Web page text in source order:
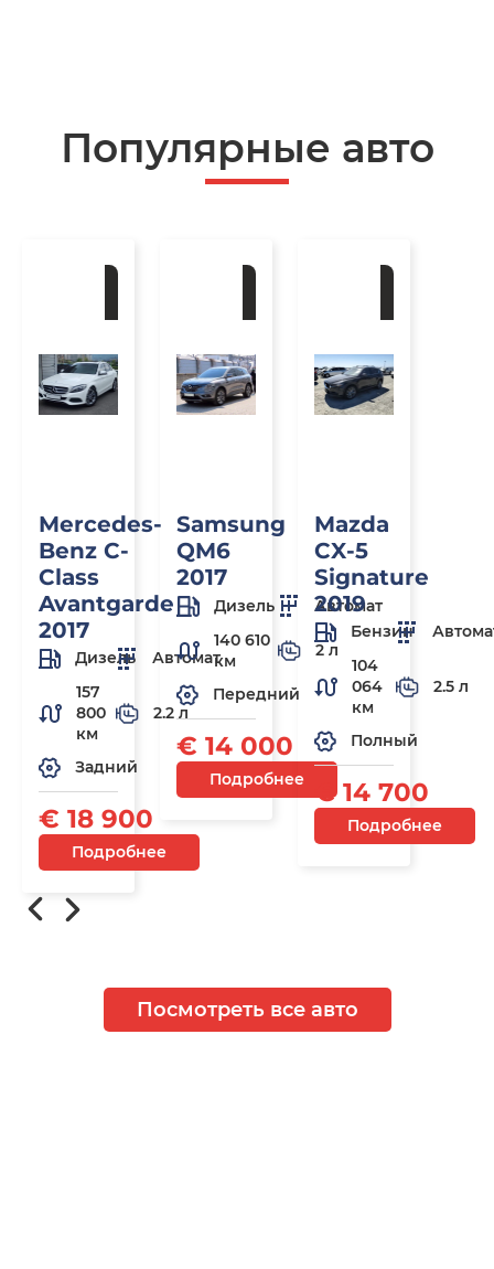
Популярные авто
Mercedes-
Benz C-
Class
Avantgarde
2017
Дизель
Автомат
157
800
км
2.2 л
Задний
€ 18 900
Подробнее
Samsung
QM6
2017
Дизель
Автомат
140 610
км
2 л
Передний
€ 14 000
Подробнее
Mazda
CX-5
Signature
2019
Бензин
104
064
км
2.5 л
Полный
€ 14 700
Подробнее
Посмотреть все авто